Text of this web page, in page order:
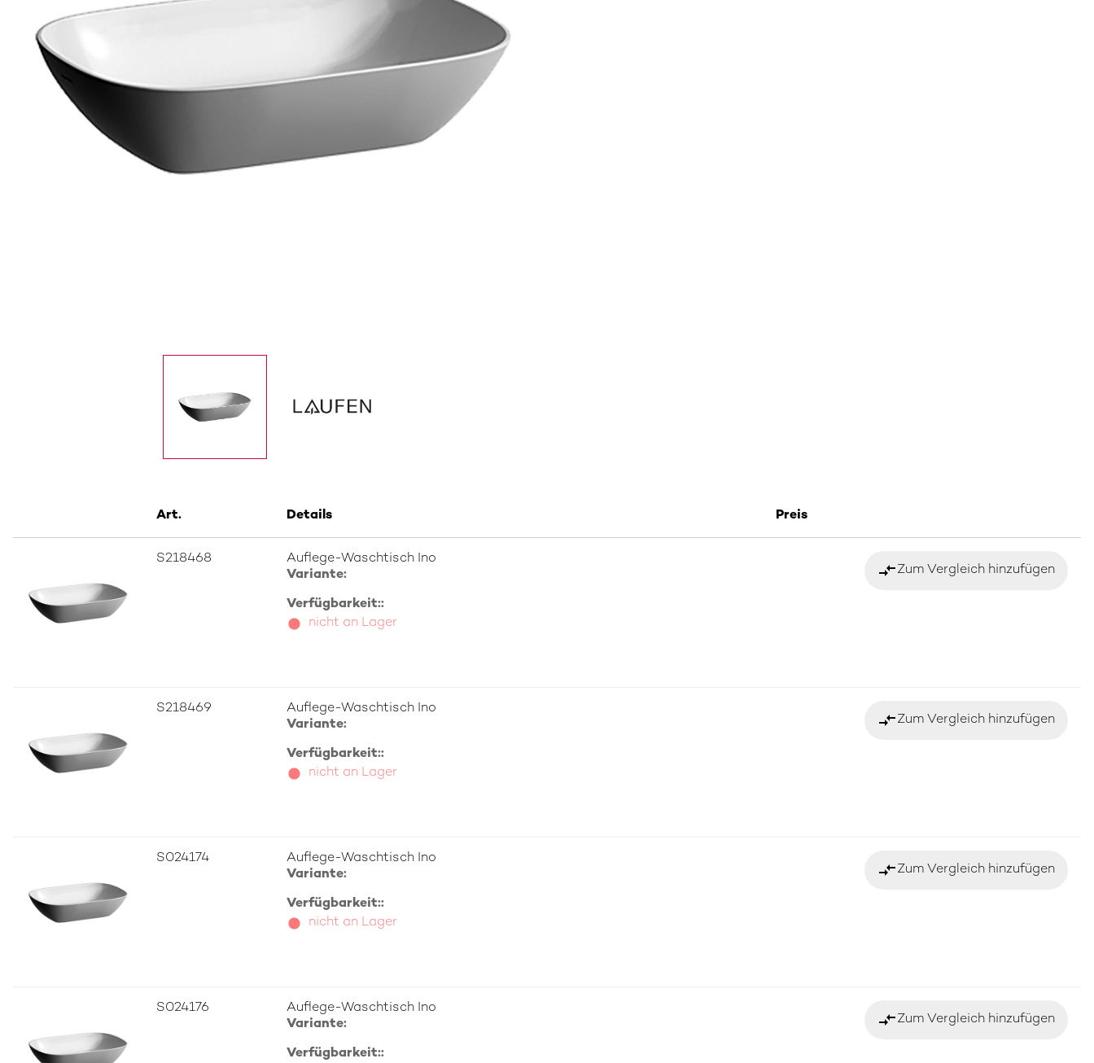
Art. Details Preis
S218468
Auflege-Waschtisch Ino
Variante:
Verfügbarkeit::
nicht an Lager
compare_arrowsZum Vergleich hinzufügen
S218469
Auflege-Waschtisch Ino
Variante:
Verfügbarkeit::
nicht an Lager
compare_arrowsZum Vergleich hinzufügen
S024174
Auflege-Waschtisch Ino
Variante:
Verfügbarkeit::
nicht an Lager
compare_arrowsZum Vergleich hinzufügen
S024176
Auflege-Waschtisch Ino
Variante:
Verfügbarkeit::
compare_arrowsZum Vergleich hinzufügen